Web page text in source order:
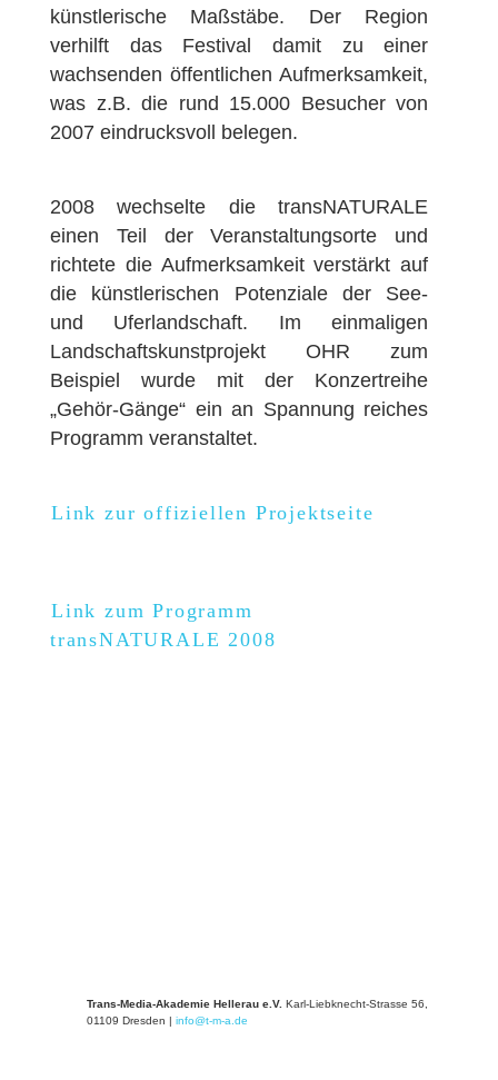
künstlerische Maßstäbe. Der Region
verhilft das Festival damit zu einer
wachsenden öffentlichen Aufmerksamkeit,
was z.B. die rund 15.000 Besucher von
2007 eindrucksvoll belegen.
2008 wechselte die transNATURALE
einen Teil der Veranstaltungsorte und
richtete die Aufmerksamkeit verstärkt auf
die künstlerischen Potenziale der See-
und Uferlandschaft. Im einmaligen
Landschaftskunstprojekt OHR zum
Beispiel wurde mit der Konzertreihe
„Gehör-Gänge“ ein an Spannung reiches
Programm veranstaltet.
Link zur offiziellen Projektseite
Link zum Programm
transNATURALE 2008
Trans-Media-Akademie Hellerau e.V. Karl-Liebknecht-Strasse 56,
01109 Dresden | info@t-m-a.de